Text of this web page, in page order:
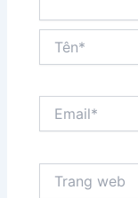
web